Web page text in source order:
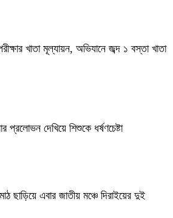
খাতা মূল্যায়ন, অভিযানে জব্দ ১ বস্তা খাতা
প্রলোভন দেখিয়ে শিশুকে ধর্ষণচেষ্টা
ছাড়িয়ে এবার জাতীয় মঞ্চে দিরাইয়ের দুই